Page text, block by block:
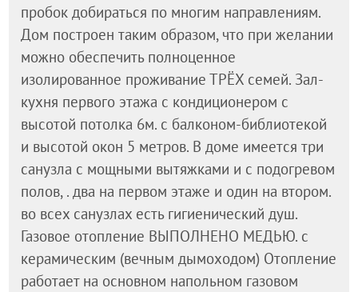
пробок добираться по многим направлениям.
Дом построен таким образом, что при желании
можно обеспечить полноценное
изолированное проживание ТРЁХ семей. Зал-
кухня первого этажа с кондиционером с
высотой потолка 6м. с балконом-библиотекой
и высотой окон 5 метров. В доме имеется три
санузла с мощными вытяжками и с подогревом
полов, . два на первом этаже и один на втором.
во всех санузлах есть гигиенический душ.
Газовое отопление ВЫПОЛНЕНО МЕДЬЮ. с
керамическим (вечным дымоходом) Отопление
работает на основном напольном газовом